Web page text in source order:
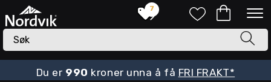
7
Du er 990 kroner unna å få FRI FRAKT*